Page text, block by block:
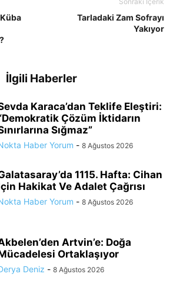
Tarladaki Zam Sofrayı
Yakıyor
İlgili Haberler
Karaca’dan Teklife Eleştiri:
Çözüm İktidarın
Sığmaz”
Haber Yorum - 8 Ağustos 2026
1115. Hafta: Cihan
Hakikat Ve Adalet Çağrısı
Haber Yorum - 8 Ağustos 2026
Artvin’e: Doğa
Ortaklaşıyor
Deniz - 8 Ağustos 2026